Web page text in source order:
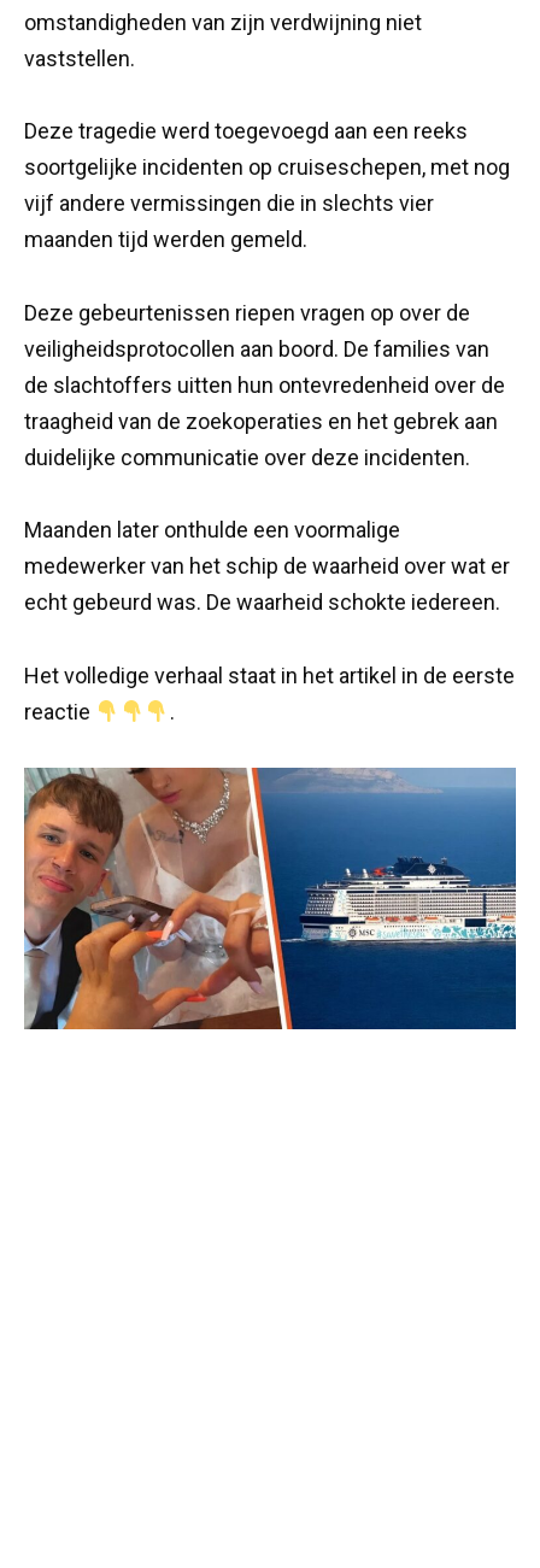
omstandigheden van zijn verdwijning niet
vaststellen.
Deze tragedie werd toegevoegd aan een reeks
soortgelijke incidenten op cruiseschepen, met nog
vijf andere vermissingen die in slechts vier
maanden tijd werden gemeld.
Deze gebeurtenissen riepen vragen op over de
veiligheidsprotocollen aan boord. De families van
de slachtoffers uitten hun ontevredenheid over de
traagheid van de zoekoperaties en het gebrek aan
duidelijke communicatie over deze incidenten.
Maanden later onthulde een voormalige
medewerker van het schip de waarheid over wat er
echt gebeurd was. De waarheid schokte iedereen.
Het volledige verhaal staat in het artikel in de eerste
reactie
.